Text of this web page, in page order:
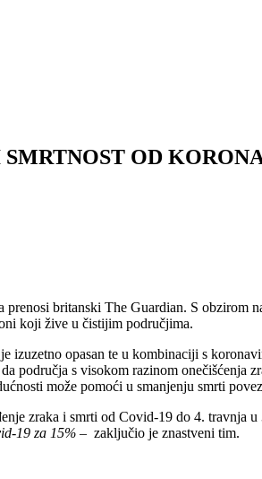
OD
britanski The Guardian. S obzirom
koji žive u čistijim područjima.
opasan te u kombinaciji s
područja s visokom razinom onečišćenja
može pomoći u smanjenju smrti
zraka i smrti od Covid-19 do 4. travnja
19 za 15% – zaključio je znastveni tim.